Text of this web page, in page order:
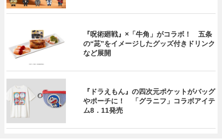
『呪術廻戦』×「牛角」がコラボ！ 五条
の“茈”をイメージしたグッズ付きドリンク
など展開
『ドラえもん』の四次元ポケットがバッグ
やポーチに！ 「グラニフ」コラボアイテ
ム8．11発売